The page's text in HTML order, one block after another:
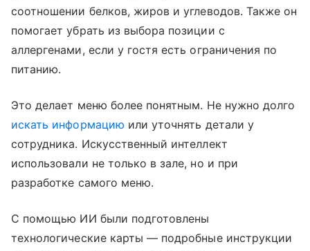
соотношении белков, жиров и углеводов. Также он
помогает убрать из выбора позиции с
аллергенами, если у гостя есть ограничения по
питанию.
Это делает меню более понятным. Не нужно долго
искать информацию или уточнять детали у
сотрудника. Искусственный интеллект
использовали не только в зале, но и при
разработке самого меню.
С помощью ИИ были подготовлены
технологические карты — подробные инструкции